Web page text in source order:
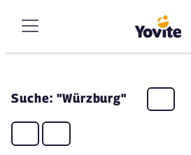
Suche: "Würzburg"